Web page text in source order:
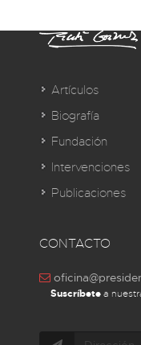
Artículos
Biografía
Fundación
Intervenciones
Publicaciones
CONTACTO
Suscríbetea